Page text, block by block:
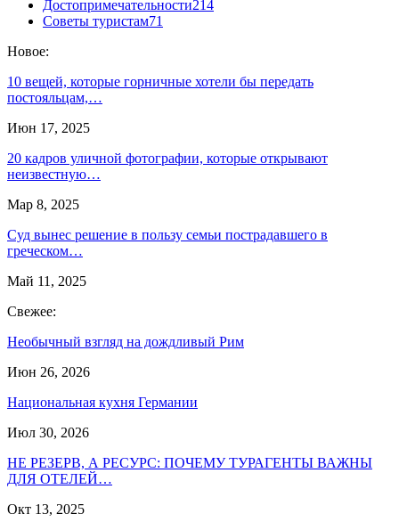
Достопримечательности214
Советы туристам71
Новое:
10 вещей, которые горничные хотели бы передать
постояльцам,…
Июн 17, 2025
20 кадров уличной фотографии, которые открывают
неизвестную…
Мар 8, 2025
Суд вынес решение в пользу семьи пострадавшего в
греческом…
Май 11, 2025
Свежее:
Необычный взгляд на дождливый Рим
Июн 26, 2026
Национальная кухня Германии
Июл 30, 2026
НЕ РЕЗЕРВ, А РЕСУРС: ПОЧЕМУ ТУРАГЕНТЫ ВАЖНЫ
ДЛЯ ОТЕЛЕЙ…
Окт 13, 2025